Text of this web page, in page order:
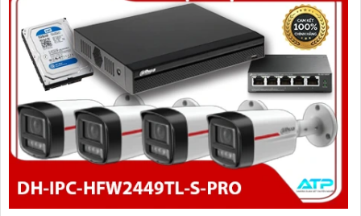
sát hiệu quả ngày đêm